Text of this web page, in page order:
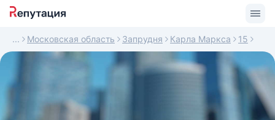
Московская область Запрудня Карла Маркса 15